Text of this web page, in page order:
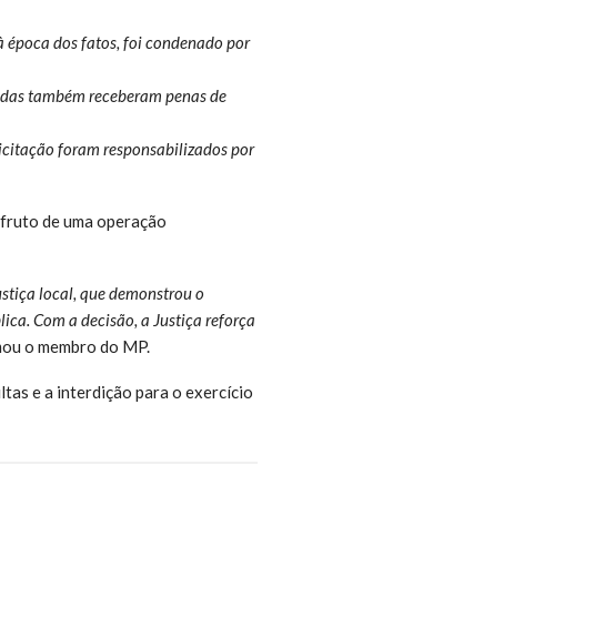
dos fatos, foi condenado por
também receberam penas de
foram responsabilizados por
de uma operação
local, que demonstrou o
Com a decisão, a Justiça reforça
o membro do MP.
e a interdição para o exercício